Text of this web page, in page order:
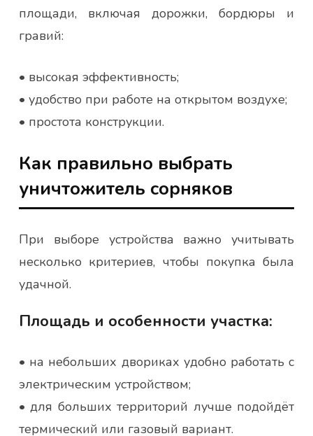
площади, включая дорожки, бордюры и
гравий:
• высокая эффективность;
• удобство при работе на открытом воздухе;
• простота конструкции.
Как правильно выбрать
уничтожитель сорняков
При выборе устройства важно учитывать
несколько критериев, чтобы покупка была
удачной.
Площадь и особенности участка:
• на небольших двориках удобно работать с
электрическим устройством;
• для больших территорий лучше подойдёт
термический или газовый вариант.